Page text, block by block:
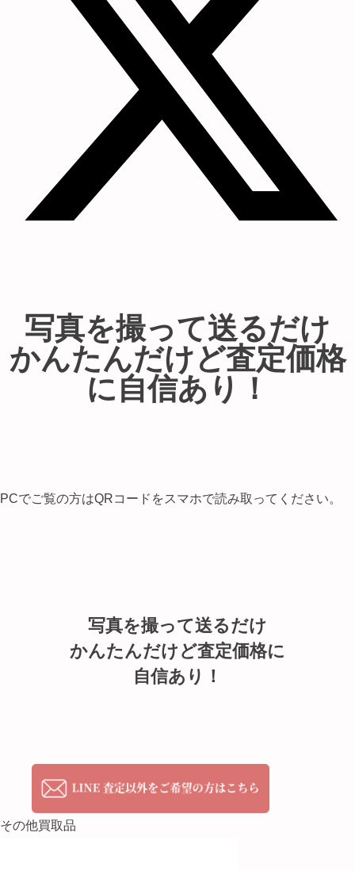
写真を撮って送るだけ
かんたんだけど査定価格
に自信あり！
PCでご覧の方はQRコードをスマホで読み取ってください。
写真を撮って送るだけ
かんたんだけど査定価格に
自信あり！
その他買取品